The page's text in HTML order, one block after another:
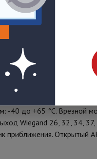
IP камера: 2.0 Мп.
считывание карт,
по
-40 до +65 °C. Врезной
Wiegand 26, 32, 34,
приближения.